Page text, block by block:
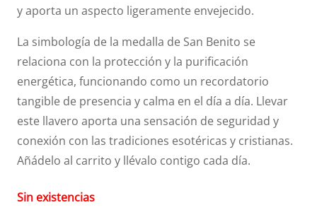
y aporta un aspecto ligeramente envejecido.
La simbología de la medalla de San Benito se
relaciona con la protección y la purificación
energética, funcionando como un recordatorio
tangible de presencia y calma en el día a día. Llevar
este llavero aporta una sensación de seguridad y
conexión con las tradiciones esotéricas y cristianas.
Añádelo al carrito y llévalo contigo cada día.
Sin existencias